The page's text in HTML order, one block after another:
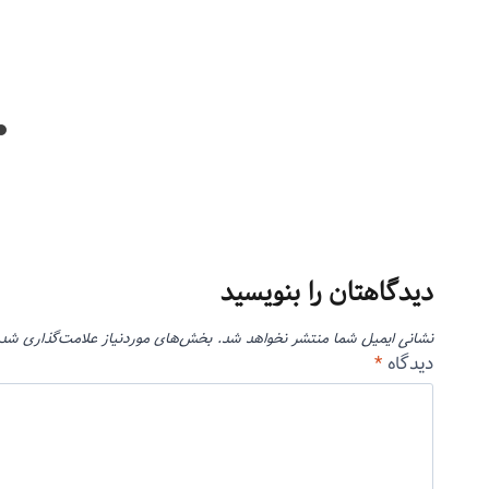
دیدگاهتان را بنویسید
نشانی ایمیل شما منتشر نخواهد شد. بخش‌های موردنیاز علامت‌گذاری
دیدگاه *